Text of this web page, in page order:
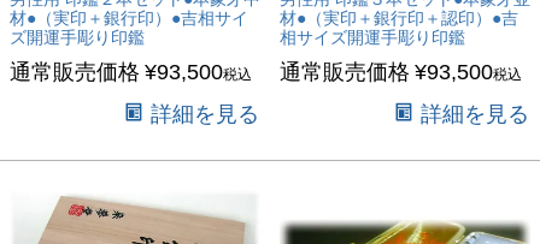
材●（実印＋銀行印）●吉相サイ
ズ開運手彫り印鑑
通常販売価格 ¥93,500税込
詳細を見る
材●（実印＋銀行印＋認印）●吉
相サイズ開運手彫り印鑑
通常販売価格 ¥93,500税込
詳細を見る
セール
限定
再入荷
翌日発送
商品番号/JANコード